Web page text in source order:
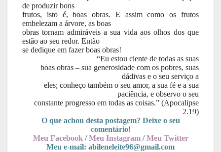
de produzir bons
frutos, isto é, boas obras. E assim como os frutos
embelezam a árvore, as boas
obras tornam admiráveis a sua vida aos olhos dos que
estão ao seu redor. Então
se dedique em fazer boas obras!
“Eu estou ciente de todas as suas
boas obras – sua generosidade com os pobres, suas
dádivas e o seu serviço a
eles; conheço também o seu amor, a sua fé e a sua
paciência, e observo o seu
constante progresso em todas as coisas.” (Apocalipse
2.19)
O que achou desta postagem? Deixe o seu
comentário!
Meu Facebook /Meu Instagram/Meu Twitter
Meu e-mail: abileneleite96@gmail.com